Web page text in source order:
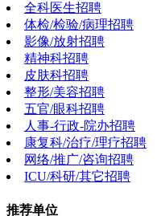
全科医生招聘
体检/检验/病理招聘
影像/放射招聘
精神科招聘
皮肤科招聘
整形/美容招聘
五官/眼科招聘
人事-行政-院办招聘
康复科/治疗/理疗招聘
网络/推广/咨询招聘
ICU/科研/其它招聘
推荐单位